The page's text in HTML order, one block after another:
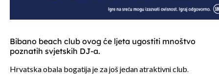
Bibano beach club ovog će ljeta ugostiti mnoštvo
poznatih svjetskih DJ-a.
Hrvatska obala bogatija je za još jedan atraktivni club.